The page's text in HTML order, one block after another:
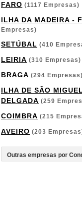
FARO (1117 Empresas)
ILHA DA MADEIRA -
Empresas)
SETÚBAL (410
LEIRIA (310 Empresas)
BRAGA (294 Empresas)
ILHA DE SÃO
DELGADA (259
COIMBRA (215
AVEIRO (203